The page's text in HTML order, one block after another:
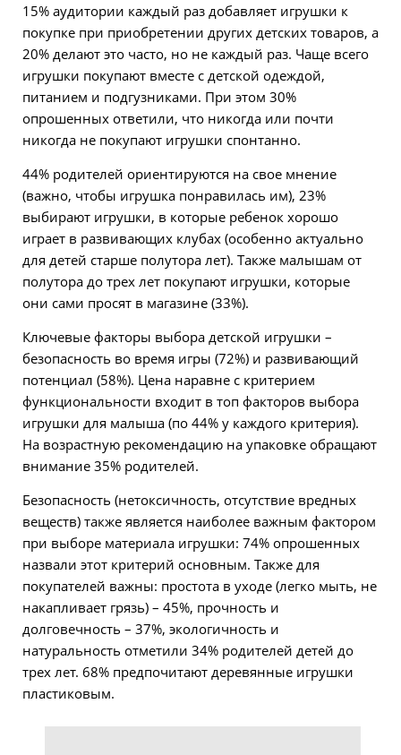
15% аудитории каждый раз добавляет игрушки к
покупке при приобретении других детских товаров, а
20% делают это часто, но не каждый раз. Чаще всего
игрушки покупают вместе с детской одеждой,
питанием и подгузниками. При этом 30%
опрошенных ответили, что никогда или почти
никогда не покупают игрушки спонтанно.
44% родителей ориентируются на свое мнение
(важно, чтобы игрушка понравилась им), 23%
выбирают игрушки, в которые ребенок хорошо
играет в развивающих клубах (особенно актуально
для детей старше полутора лет). Также малышам от
полутора до трех лет покупают игрушки, которые
они сами просят в магазине (33%).
Ключевые факторы выбора детской игрушки –
безопасность во время игры (72%) и развивающий
потенциал (58%). Цена наравне с критерием
функциональности входит в топ факторов выбора
игрушки для малыша (по 44% у каждого критерия).
На возрастную рекомендацию на упаковке обращают
внимание 35% родителей.
Безопасность (нетоксичность, отсутствие вредных
веществ) также является наиболее важным фактором
при выборе материала игрушки: 74% опрошенных
назвали этот критерий основным. Также для
покупателей важны: простота в уходе (легко мыть, не
накапливает грязь) – 45%, прочность и
долговечность – 37%, экологичность и
натуральность отметили 34% родителей детей до
трех лет. 68% предпочитают деревянные игрушки
пластиковым.